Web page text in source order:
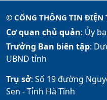
© CỔNG THÔNG TIN ĐIỆN
Cơ quan chủ quản: Ủy
Trưởng Ban biên tập:
UBND tỉnh
Trụ sở: Số 19 đường
Sen - Tỉnh Hà Tĩnh